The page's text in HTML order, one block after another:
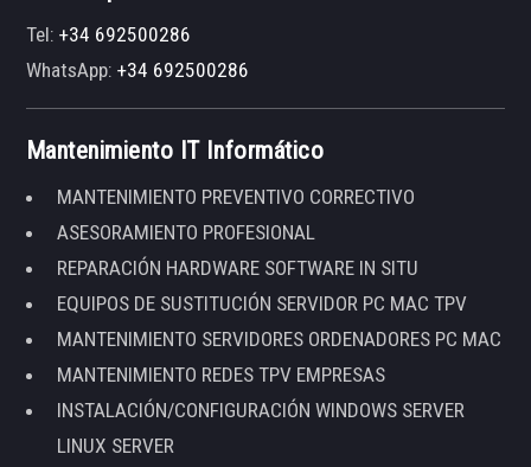
Tel:+34 692500286
WhatsApp:+34 692500286
Mantenimiento IT Informático
MANTENIMIENTO PREVENTIVO CORRECTIVO
ASESORAMIENTO PROFESIONAL
REPARACIÓN HARDWARE SOFTWARE IN SITU
EQUIPOS DE SUSTITUCIÓN SERVIDOR PC MAC TPV
MANTENIMIENTO SERVIDORES ORDENADORES PC MAC
MANTENIMIENTO REDES TPV EMPRESAS
INSTALACIÓN/CONFIGURACIÓN WINDOWS SERVER
LINUX SERVER